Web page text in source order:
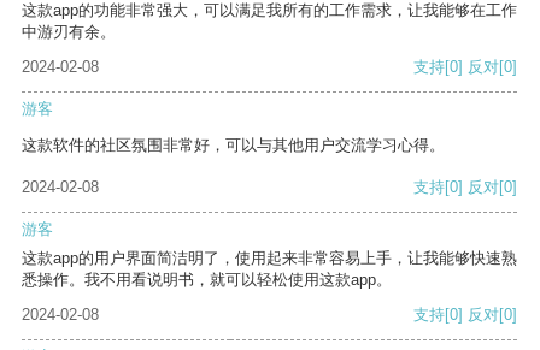
这款app的功能非常强大，可以满足我所有的工作需求，让我能够在工作
中游刃有余。
2024-02-08
支持[0] 反对[0]
游客
这款软件的社区氛围非常好，可以与其他用户交流学习心得。
2024-02-08 支持[0] 反对[0]
游客
这款app的用户界面简洁明了，使用起来非常容易上手，让我能够快速熟
悉操作。我不用看说明书，就可以轻松使用这款app。
2024-02-08
支持[0] 反对[0]